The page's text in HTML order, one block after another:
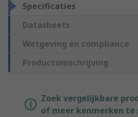
Specificaties
Datasheets
Wetgeving en compliance
Productomschrijving
Zoek vergelijkbare
of meer kenmerken te